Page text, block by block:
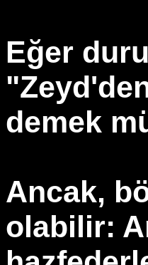
Eğer
demek
Ancak,
olabilir: